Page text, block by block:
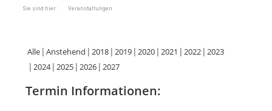
Sie sind hier: Veranstaltungen
Alle Anstehend 2018 2019 2020 2021 2022 2023
2024 2025 2026 2027
Termin Informationen: